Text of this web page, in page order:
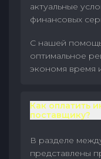
актуальные
финансовых
С нашей
оптимальное
экономя время
Как оплатить
поставщику?
В разделе
представлены